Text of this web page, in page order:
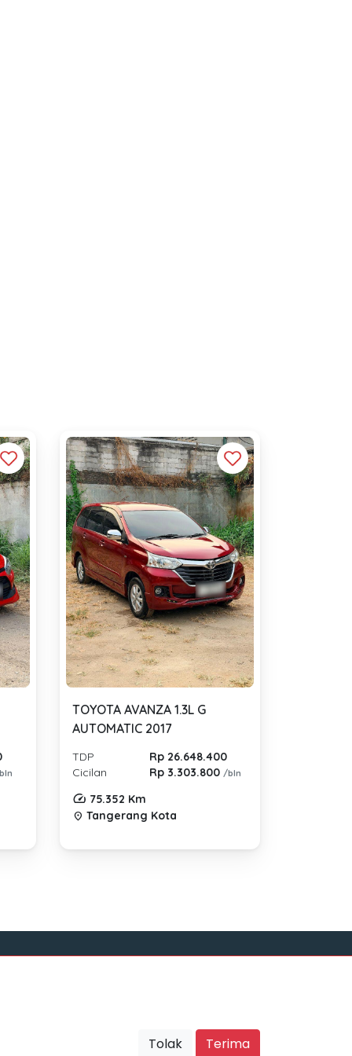
TOYOTA AVANZA 1.3L G
AUTOMATIC 2017
TDP
Rp 26.648.400
Cicilan
Rp 3.303.800/bln
75.352 Km
location_on Tangerang Kota
Tolak Terima